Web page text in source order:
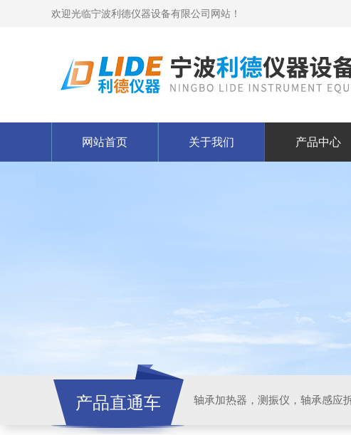
欢迎光临宁波利德仪器设备有限公司网站！
网站首页 关于我们 产品中心
产品直通车 轴承加热器，测振仪，轴承感应